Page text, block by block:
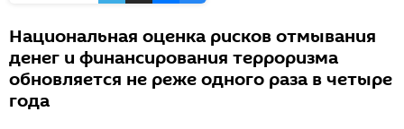
Национальная оценка рисков отмывания
денег и финансирования терроризма
обновляется не реже одного раза в четыре
года